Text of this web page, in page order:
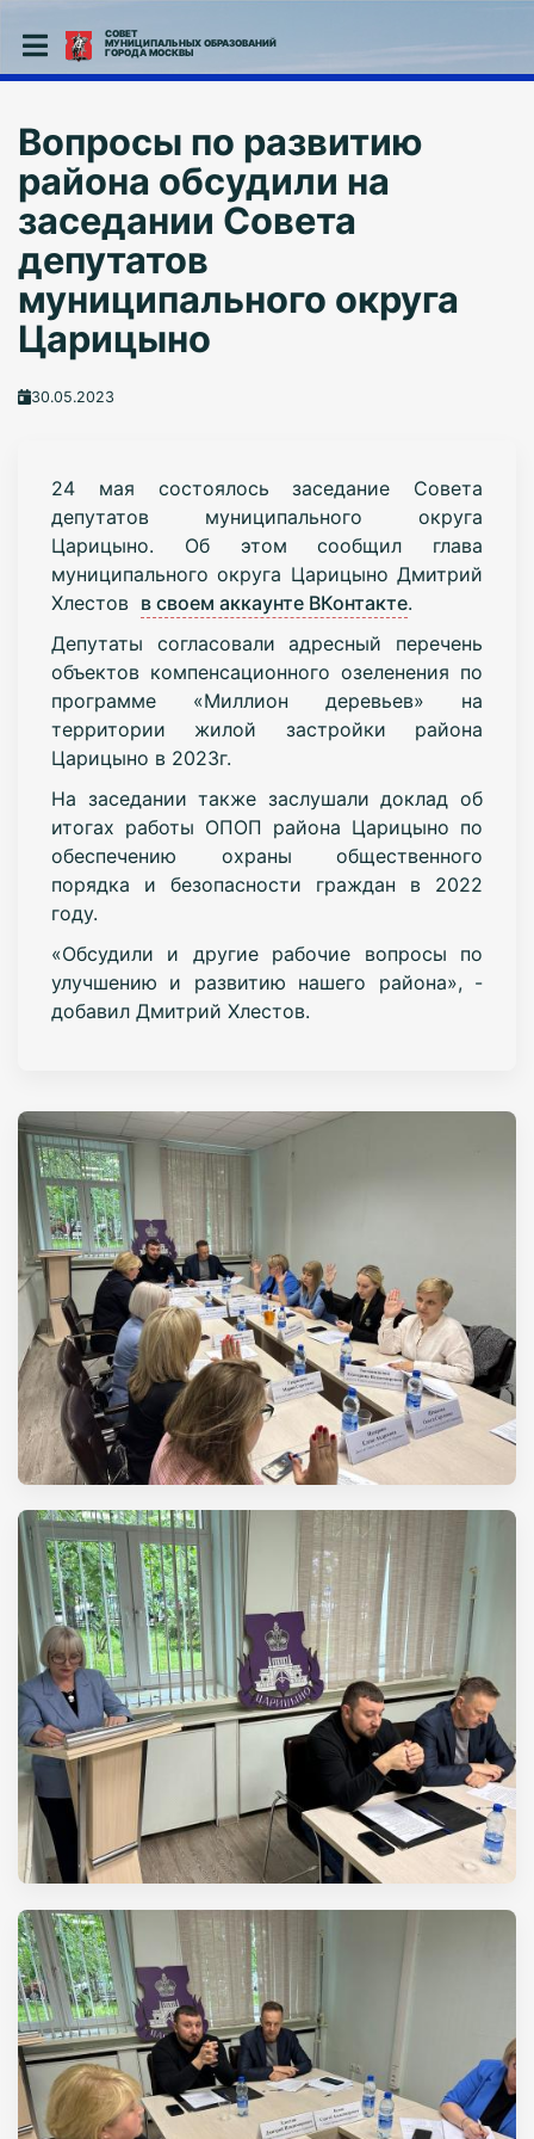
СОВЕТ
МУНИЦИПАЛЬНЫХ ОБРАЗОВАНИЙ
ГОРОДА МОСКВЫ
Вопросы по развитию
района обсудили на
заседании Совета
депутатов
муниципального округа
Царицыно
30.05.2023
24 мая состоялось заседание Совета
депутатов муниципального округа
Царицыно. Об этом сообщил глава
муниципального округа Царицыно Дмитрий
Хлестов в своем аккаунте ВКонтакте.
Депутаты согласовали адресный перечень
объектов компенсационного озеленения по
программе «Миллион деревьев» на
территории жилой застройки района
Царицыно в 2023г.
На заседании также заслушали доклад об
итогах работы ОПОП района Царицыно по
обеспечению охраны общественного
порядка и безопасности граждан в 2022
году.
«Обсудили и другие рабочие вопросы по
улучшению и развитию нашего района», -
добавил Дмитрий Хлестов.